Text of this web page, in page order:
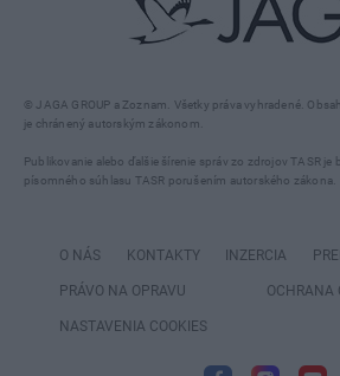
© JAGA GROUP a Zoznam. Všetky práva vyhradené.
je chránený autorským zákonom.
Publikovanie alebo ďalšie šírenie správ zo zdrojov TASR je
písomného súhlasu TASR porušením autorského zákona.
O NÁS KONTAKTY INZERCIA
PRÁVO NA OPRAVU OCHRANA
NASTAVENIA COOKIES